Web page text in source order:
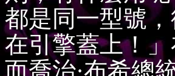
都是同一型號
在引擎蓋上！
而喬治·布希總